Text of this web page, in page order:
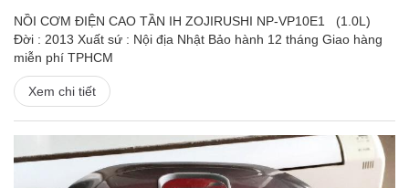
NỒI CƠM ĐIỆN CAO TẦN IH ZOJIRUSHI NP-VP10E1 (1.0L)
Đời : 2013 Xuất sứ : Nội địa Nhật Bảo hành 12 tháng Giao hàng
miễn phí TPHCM
Xem chi tiết